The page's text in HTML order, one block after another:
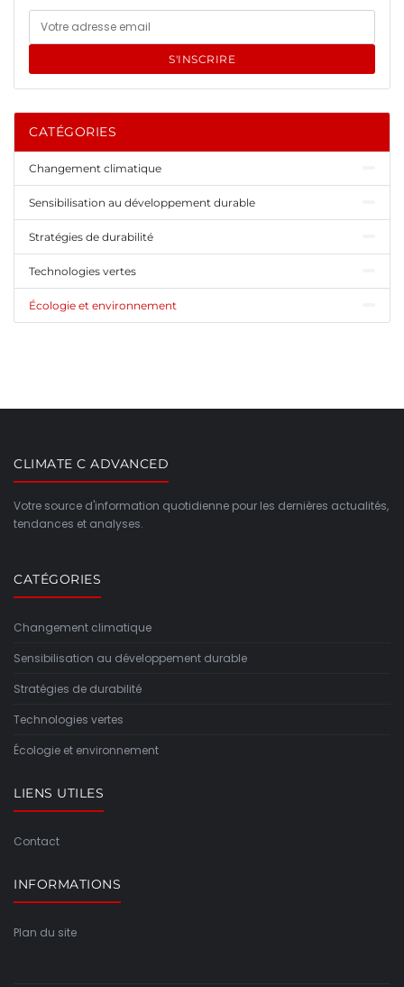
S'INSCRIRE
CATÉGORIES
Changement climatique
Sensibilisation au développement durable
Stratégies de durabilité
Technologies vertes
Écologie et environnement
CLIMATE C ADVANCED
Votre source d'information quotidienne pour les dernières actualités,
tendances et analyses.
CATÉGORIES
Changement climatique
Sensibilisation au développement durable
Stratégies de durabilité
Technologies vertes
Écologie et environnement
LIENS UTILES
Contact
INFORMATIONS
Plan du site